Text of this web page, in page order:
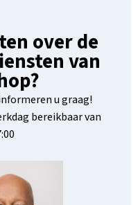
over de
van
u graag!
bereikbaar van